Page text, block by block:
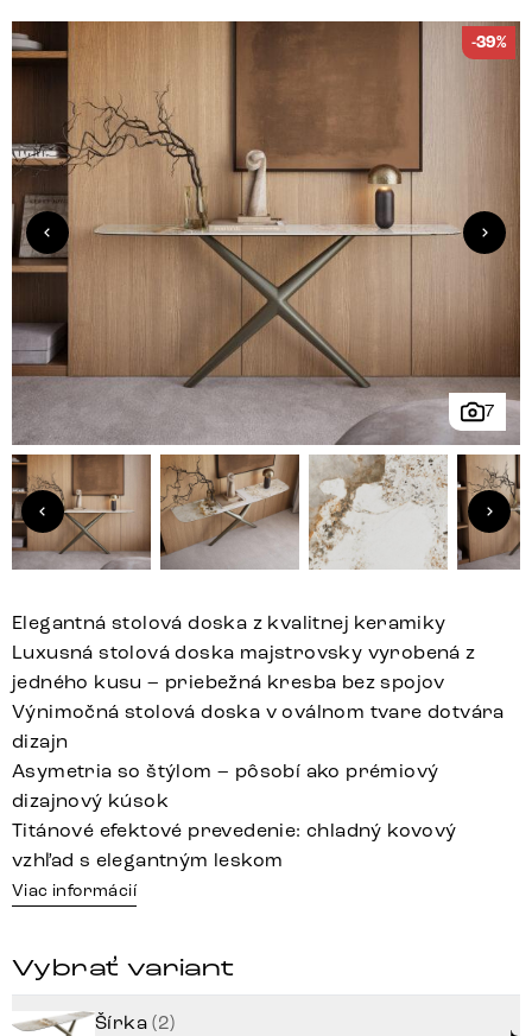
7
-39%
Elegantná stolová doska z kvalitnej keramiky
Luxusná stolová doska majstrovsky vyrobená z
jedného kusu – priebežná kresba bez spojov
Výnimočná stolová doska v oválnom tvare dotvára
dizajn
Asymetria so štýlom – pôsobí ako prémiový
dizajnový kúsok
Titánové efektové prevedenie: chladný kovový
vzhľad s elegantným leskom
Viac informácií
Vybrať variant
Šírka(2)